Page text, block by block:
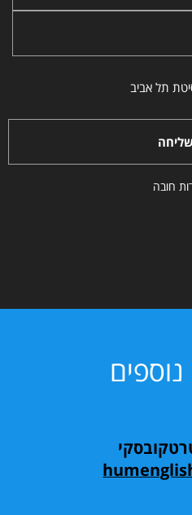
תל אביב
שליחה
חובה
נוספים